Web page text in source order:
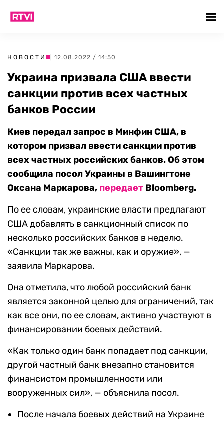
НОВОСТИ | 12.08.2022 / 14:50
Украина призвала США ввести
санкции против всех частных
банков России
Киев передал запрос в Минфин США, в
котором призвал ввести санкции против
всех частных российских банков. Об этом
сообщила посол Украины в Вашингтоне
Оксана Маркарова, передает Bloomberg.
По ее словам, украинские власти предлагают
США добавлять в санкционный список по
несколько российских банков в неделю.
«Санкции так же важны, как и оружие», —
заявила Маркарова.
Она отметила, что любой российский банк
является законной целью для ограничений, так
как все они, по ее словам, активно участвуют в
финансировании боевых действий.
«Как только один банк попадает под санкции,
другой частный банк внезапно становится
финансистом промышленности или
вооруженных сил», — объяснила посол.
После начала боевых действий на Украине